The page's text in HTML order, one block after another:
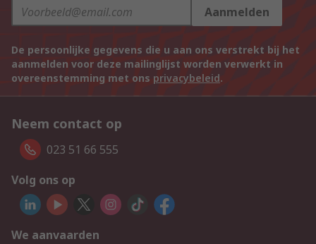
Aanmelden
De persoonlijke gegevens die u aan ons verstrekt bij het
aanmelden voor deze mailinglijst worden verwerkt in
overeenstemming met ons privacybeleid.
Neem contact op
023 51 66 555
Volg ons op
We aanvaarden